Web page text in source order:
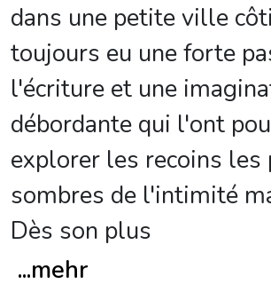
dans une petite ville
toujours eu une forte
l'écriture et une
débordante qui l'ont
explorer les recoins les
sombres de l'intimité
Dès son plus
...mehr